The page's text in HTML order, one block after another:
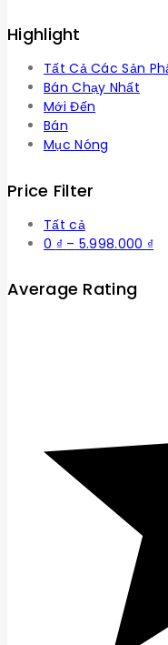
Highlight
Tất Cả Các Sản
Bán Chạy Nhất
Mới Đến
Bán
Mục Nóng
Price Filter
Tất cả
0 ₫ – 5.998.000 ₫
Average Rating